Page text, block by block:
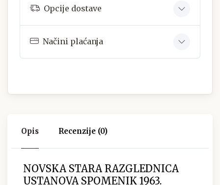
Opcije dostave
Načini plaćanja
Opis Recenzije (0)
NOVSKA STARA RAZGLEDNICA
USTANOVA SPOMENIK 1963.